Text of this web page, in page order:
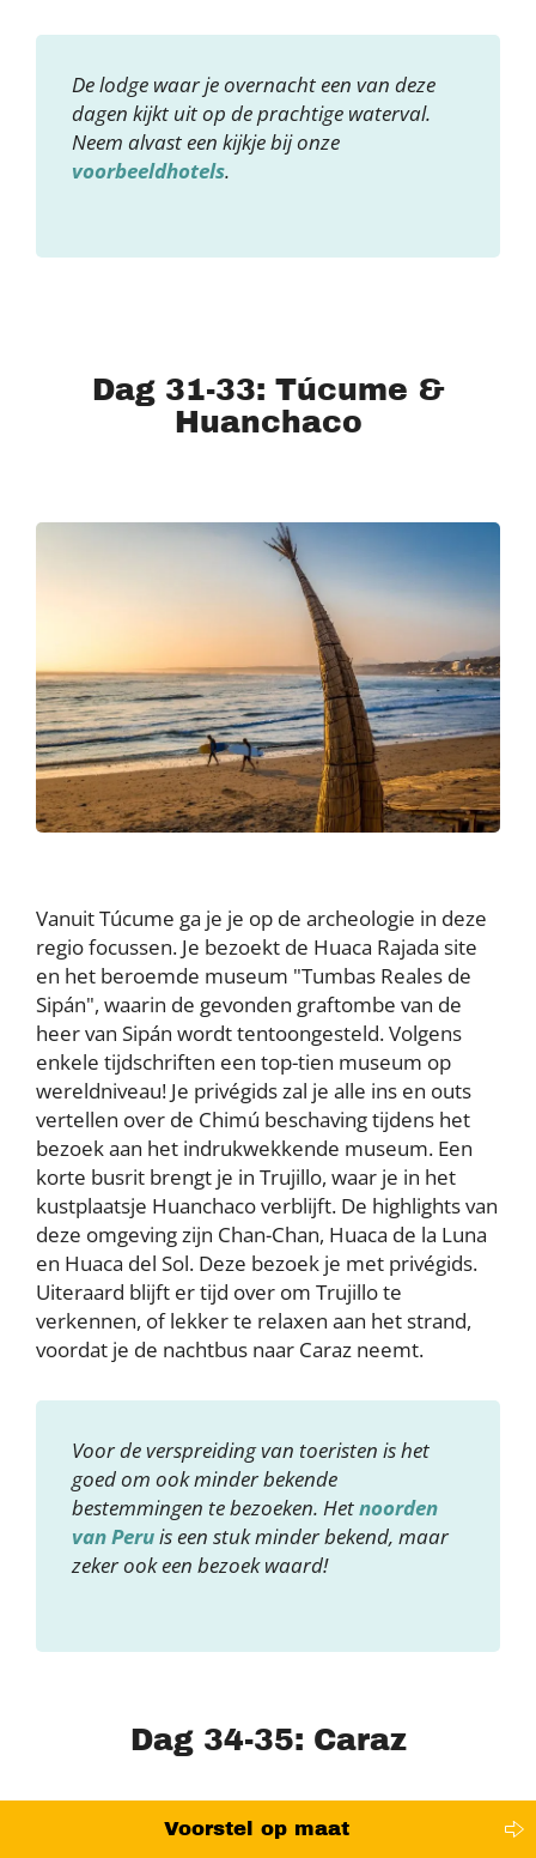
De lodge waar je overnacht een van deze
dagen kijkt uit op de prachtige waterval.
Neem alvast een kijkje bij onze
voorbeeldhotels.
Dag 31-33: Túcume &
Huanchaco
Vanuit Túcume ga je je op de archeologie in deze
regio focussen. Je bezoekt de Huaca Rajada site
en het beroemde museum "Tumbas Reales de
Sipán", waarin de gevonden graftombe van de
heer van Sipán wordt tentoongesteld. Volgens
enkele tijdschriften een top-tien museum op
wereldniveau! Je privégids zal je alle ins en outs
vertellen over de Chimú beschaving tijdens het
bezoek aan het indrukwekkende museum. Een
korte busrit brengt je in Trujillo, waar je in het
kustplaatsje Huanchaco verblijft. De highlights van
deze omgeving zijn Chan-Chan, Huaca de la Luna
en Huaca del Sol. Deze bezoek je met privégids.
Uiteraard blijft er tijd over om Trujillo te
verkennen, of lekker te relaxen aan het strand,
voordat je de nachtbus naar Caraz neemt.
Voor de verspreiding van toeristen is het
goed om ook minder bekende
bestemmingen te bezoeken. Hetnoorden
van Peruis een stuk minder bekend, maar
zeker ook een bezoek waard!
Dag 34-35: Caraz
Voorstel op maat